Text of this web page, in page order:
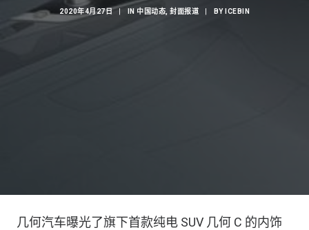
2020年4月27日 IN 中国动态 封面报道 BY ICEBIN
几何汽车曝光了旗下首款纯电 SUV 几何 C 的内饰